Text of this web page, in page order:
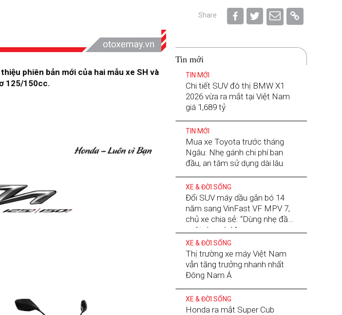
Share
phiên bản mới của hai mẫu xe SH và
125/150cc.
Tin mới
TIN MỚI
Chi tiết SUV đô thị BMW X1
2026 vừa ra mắt tại Việt Nam
giá 1,689 tỷ
TIN MỚI
Mua xe Toyota trước tháng
Ngâu: Nhẹ gánh chi phí ban
đầu, an tâm sử dụng dài lâu
XE & ĐỜI SỐNG
Đổi SUV máy dầu gắn bó 14
năm sang VinFast VF MPV 7,
chủ xe chia sẻ: “Dùng nhẹ đầu,
nuôi nhẹ gánh”
XE & ĐỜI SỐNG
Thị trường xe máy Việt Nam
vẫn tăng trưởng nhanh nhất
Đông Nam Á
XE & ĐỜI SỐNG
Honda ra mắt Super Cub